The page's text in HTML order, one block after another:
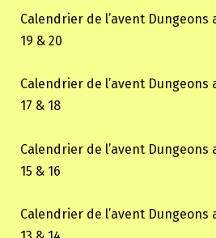
Calendrier de l’avent Dungeons
19 & 20
Calendrier de l’avent Dungeons
17 & 18
Calendrier de l’avent Dungeons
15 & 16
Calendrier de l’avent Dungeons